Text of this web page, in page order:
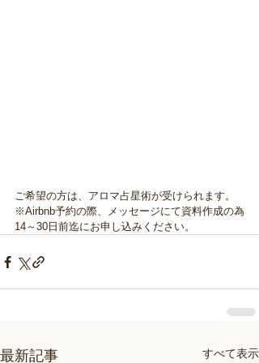
ご希望の方は、アロマ占星術が受けられます。
※Airbnb予約の際、メッセージにて資料作成の為
14～30日前迄にお申し込みください。
最新記事 すべて表示